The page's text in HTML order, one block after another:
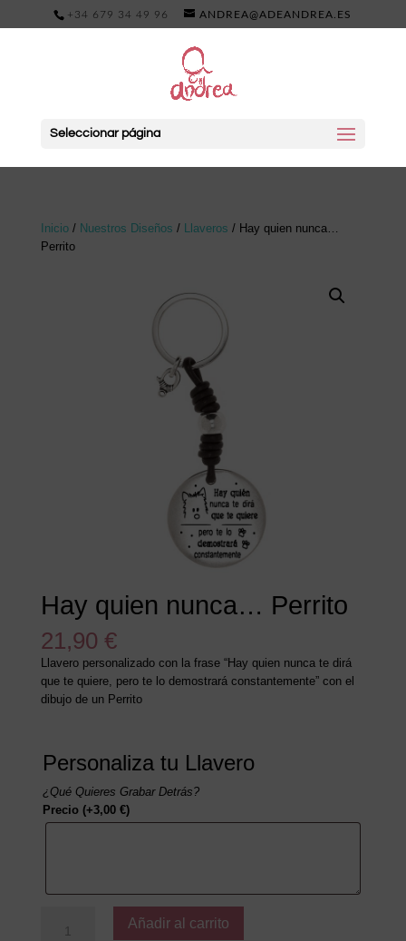
+34 679 34 49 96 ANDREA@ADEANDREA.ES
Seleccionar página
Inicio/ Nuestros Diseños / Llaveros / Hay quien nunca…
Perrito
Hay quien nunca… Perrito
21,90 €
Llavero personalizado con la frase “Hay quien nunca te dirá
que te quiere, pero te lo demostrará constantemente” con el
dibujo de un Perrito
Personaliza tu Llavero
¿Qué Quieres Grabar Detrás?
Precio (+3,00 €)
quien
Añadir al carrito